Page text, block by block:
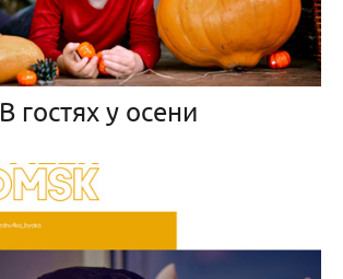
В гостях у осени